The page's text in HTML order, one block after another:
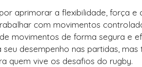
aprimorar a flexibilidade, força
com movimentos
movimentos de forma segura e
desempenho nas partidas,
quem vive os desafios do rugby.